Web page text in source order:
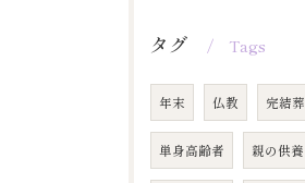
タグ Tags
年末 仏教 完結葬
単身高齢者 親の供養